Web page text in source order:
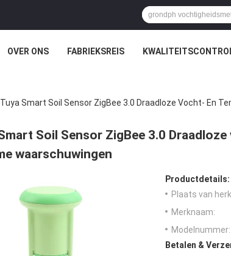
OVER ONS FABRIEKSREIS
Tuya Smart Soil Sensor ZigBee 3.0 Draadloze Vocht- En
Soil Sensor ZigBee 3.0
waarschuwingen
Productdetails:
Plaats van
Merknaam:
Modelnummer:
Betalen &